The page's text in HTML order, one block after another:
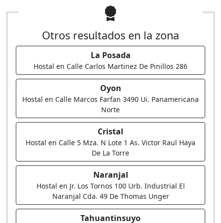
Otros resultados en la zona
La Posada
Hostal en Calle Carlos Martinez De Pinillos 286
Oyon
Hostal en Calle Marcos Farfan 3490 Ui. Panamericana
Norte
Cristal
Hostal en Calle 5 Mza. N Lote 1 As. Victor Raul Haya
De La Torre
Naranjal
Hostal en Jr. Los Tornos 100 Urb. Industrial El
Naranjal Cda. 49 De Thomas Unger
Tahuantinsuyo